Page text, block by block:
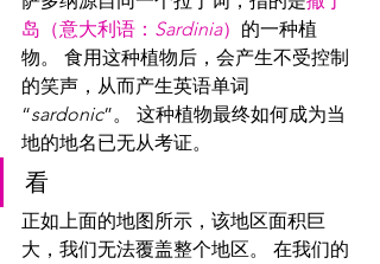
岛（意大利语： Sardinia） 的一种植
物。 食用这种植物后，会产生不受控制
的笑声，从而产生英语单词
“sardonic”。 这种植物最终如何成为当
地的地名已无从考证。
看
正如上面的地图所示，该地区面积巨
大，我们无法覆盖整个地区。 在我们的